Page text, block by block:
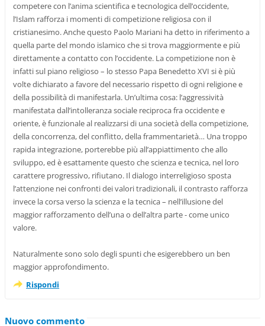
competere con l’anima scientifica e tecnologica dell’occidente,
l’Islam rafforza i momenti di competizione religiosa con il
cristianesimo. Anche questo Paolo Mariani ha detto in riferimento a
quella parte del mondo islamico che si trova maggiormente e più
direttamente a contatto con l’occidente. La competizione non è
infatti sul piano religioso – lo stesso Papa Benedetto XVI si è più
volte dichiarato a favore del necessario rispetto di ogni religione e
della possibilità di manifestarla. Un’ultima cosa: l’aggressività
manifestata dall’intolleranza sociale reciproca fra occidente e
oriente, è funzionale al realizzarsi di una società della competizione,
della concorrenza, del conflitto, della frammentarietà… Una troppo
rapida integrazione, porterebbe più all’appiattimento che allo
sviluppo, ed è esattamente questo che scienza e tecnica, nel loro
carattere progressivo, rifiutano. Il dialogo interreligioso sposta
l’attenzione nei confronti dei valori tradizionali, il contrasto rafforza
invece la corsa verso la scienza e la tecnica – nell’illusione del
maggior rafforzamento dell’una o dell’altra parte - come unico
valore.
Naturalmente sono solo degli spunti che esigerebbero un ben
maggior approfondimento.
Rispondi
Nuovo commento